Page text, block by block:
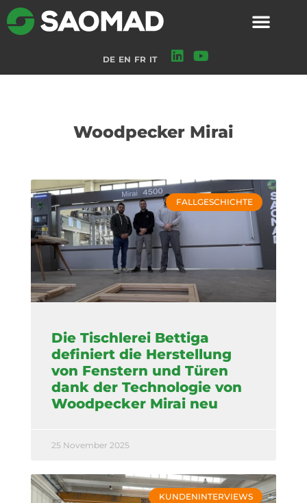
DE EN FR IT
Woodpecker Mirai
FALLGESCHICHTE
Die Tischlerei Bettiga
definiert die Herstellung
von Fenstern und Türen
dank der Technologie von
Woodpecker Mirai neu
25 November 2025
KUNDENINTERVIEWS